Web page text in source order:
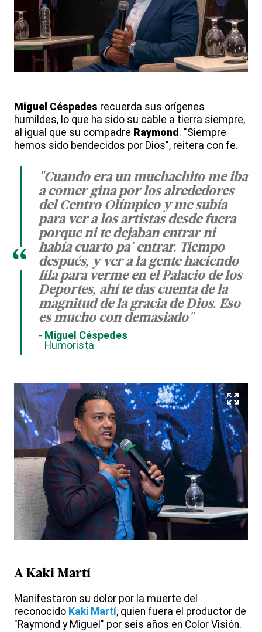
Miguel Céspedes recuerda sus orígenes
humildes, lo que ha sido su cable a tierra siempre,
al igual que su compadre Raymond . "Siempre
hemos sido bendecidos por Dios", reitera con fe.
"Cuando era un muchachito me iba
a comer gina por los alrededores
del Centro Olímpico y me subía
para ver a los artistas desde fuera
porque ni te dejaban entrar ni
había cuarto pa' entrar. Tiempo
después, y ver a la gente haciendo
fila para verme en el Palacio de los
Deportes, ahí te das cuenta de la
magnitud de la gracia de Dios. Eso
es mucho con demasiado"
Miguel Céspedes
Humorista
“
A Kaki Martí
Manifestaron su dolor por la muerte del
reconocido Kaki Martí, quien fuera el productor de
"Raymond y Miguel" por seis años en Color Visión.